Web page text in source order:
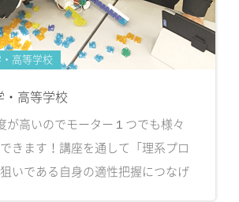
高等学校
・高等学校
が高いのでモーター１つでも様々
きます！講座を通して「理系プロ
いである自身の適性把握につなげ